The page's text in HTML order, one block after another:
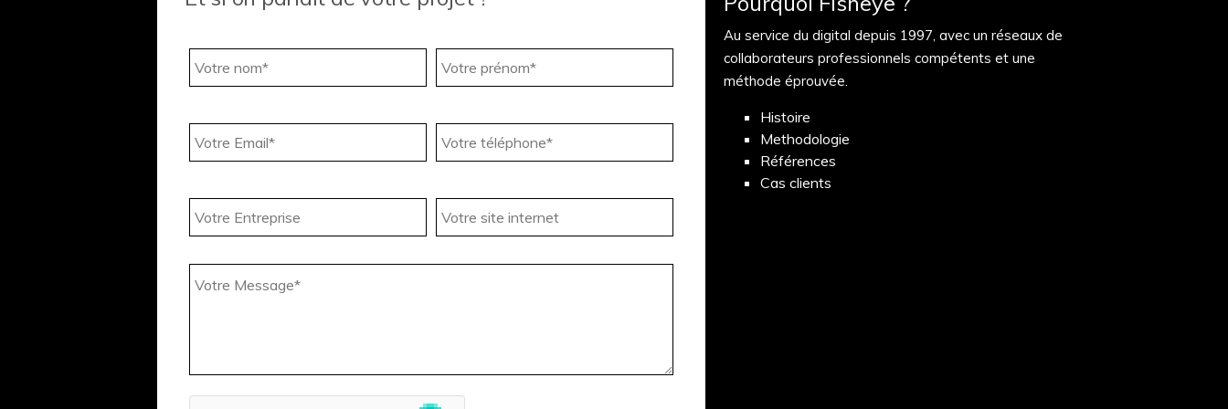
Au service du digital depuis 1997, avec un réseaux de
collaborateurs professionnels compétents et une
méthode éprouvée.
Histoire
Methodologie
Références
Cas clients